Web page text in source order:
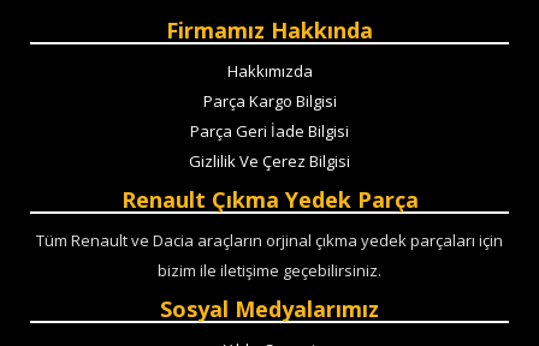
Firmamız Hakkında
Hakkımızda
Parça Kargo Bilgisi
Parça Geri İade Bilgisi
Gizlilik Ve Çerez Bilgisi
Renault Çıkma Yedek Parça
Tüm Renault ve Dacia araçların orjinal çıkma yedek parçaları için
bizim ile iletişime geçebilirsiniz.
Sosyal Medyalarımız